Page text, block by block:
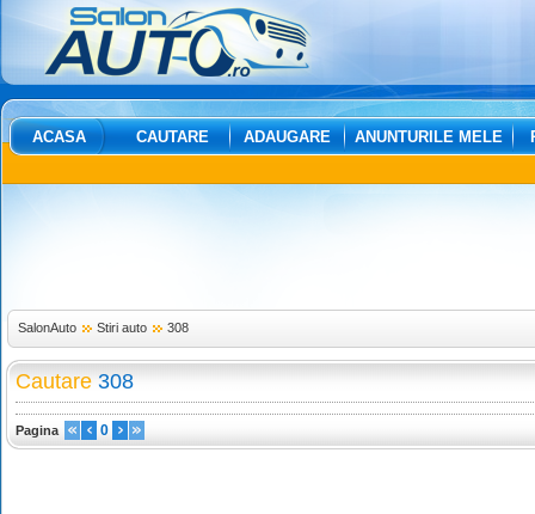
ACASA CAUTARE ADAUGARE ANUNTURILE MELE
SalonAuto Stiri auto 308
Cautare 308
Pagina 0